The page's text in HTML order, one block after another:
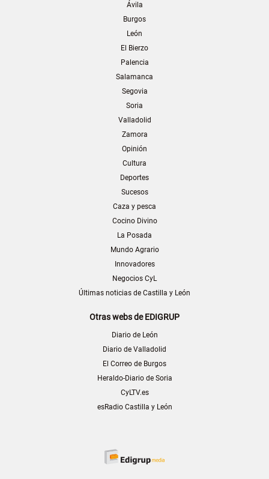
Ávila
Burgos
León
El Bierzo
Palencia
Salamanca
Segovia
Soria
Valladolid
Zamora
Opinión
Cultura
Deportes
Sucesos
Caza y pesca
Cocino Divino
La Posada
Mundo Agrario
Innovadores
Negocios CyL
Últimas noticias de Castilla y León
Otras webs de EDIGRUP
Diario de León
Diario de Valladolid
El Correo de Burgos
Heraldo-Diario de Soria
CyLTV.es
esRadio Castilla y León